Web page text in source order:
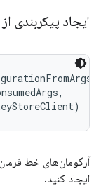
ایجاد پیکربندی
آرگومان‌های خط فرمان
ایجاد کنید.